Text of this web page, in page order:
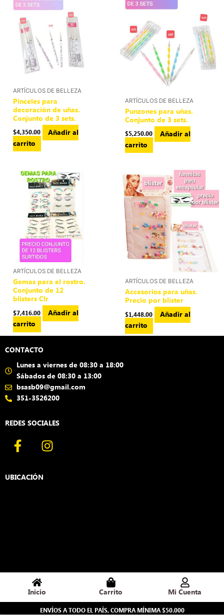
ARTÍCULOS DE BELLEZA
Pinceles para
decoración de uñas.
Conjunto de 3 sets.
$4,350.00
Añadir al
carrito
ARTÍCULOS DE BELLEZA
Punzones para uñas.
Conjunto de 3 sets.
$5,250.00
Añadir al
carrito
ARTÍCULOS DE BELLEZA
Gemas para el rostro.
Conjunto de 12
blisters Clr
$7,416.00
Añadir al
carrito
ARTÍCULOS DE BELLEZA
Accesorios para uñas.
Precio por blister
$1,448.00
Añadir al
carrito
CONTACTO
Lunes a viernes de 08:30 a 18:00
Sábados de 08:30 a 13:00
bsasb09@gmail.com
351-3526200
REDES SOCIALES
F
a
e
I
n
UBICACIÓN
Inicio Carrito Mi Cuenta
ENVÍOS A TODO EL PAÍS, COMPRA MÍNIMA $50.000